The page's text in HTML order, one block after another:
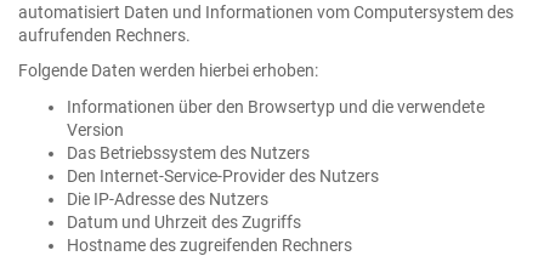
automatisiert Daten und Informationen vom Computersystem des
aufrufenden Rechners.
Folgende Daten werden hierbei erhoben:
Informationen über den Browsertyp und die verwendete
Version
Das Betriebssystem des Nutzers
Den Internet-Service-Provider des Nutzers
Die IP-Adresse des Nutzers
Datum und Uhrzeit des Zugriffs
Hostname des zugreifenden Rechners